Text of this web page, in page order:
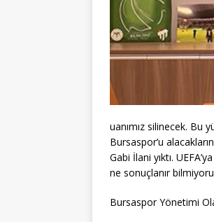
uanımız silinecek. Bu
Bursaspor’u
Gabi İlani yıktı.
ne sonuçlanır
Bursaspor Yönetimi